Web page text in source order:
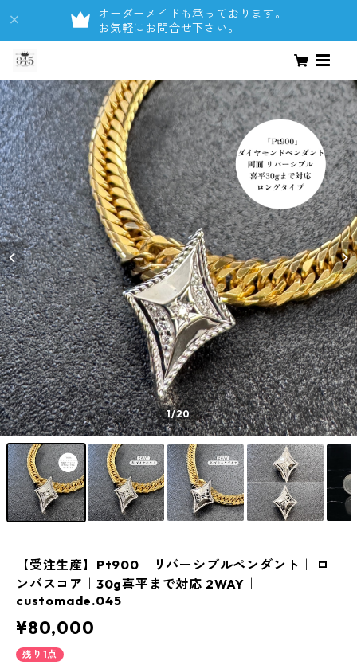
オーダーメイドも承っております。
お気軽にお問合せ下さい。
1/20
【受注生産】Pt900 リバーシブルペンダント｜ ロ
ンバスコア｜30g喜平まで対応 2WAY｜
customade.045
¥80,000
残り1点